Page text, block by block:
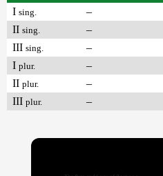
I sing.
–
II sing.
–
III sing.
–
I plur.
–
II plur.
–
III plur. –